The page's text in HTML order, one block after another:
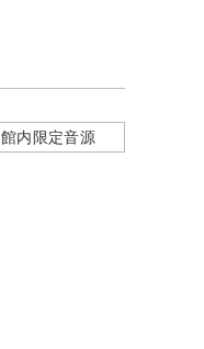
館内限定音源